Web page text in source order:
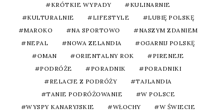
KRÓTKIE WYPADY
KULINARNIE
KULTURALNIE
LIFESTYLE
LUBIĘ POLSKĘ
MAROKO
NA SPORTOWO
NASZYM ZDANIEM
NEPAL
NOWA ZELANDIA
OGARNIJ POLSKĘ
OMAN
ORIENTALNY ROK
PIRENEJE
PODRÓŻE
PORADNIK
PORADNIKI
RELACJE Z PODRÓŻY
TAJLANDIA
TANIE PODRÓŻOWANIE
W POLSCE
WYSPY KANARYJSKIE
WŁOCHY
W ŚWIECIE